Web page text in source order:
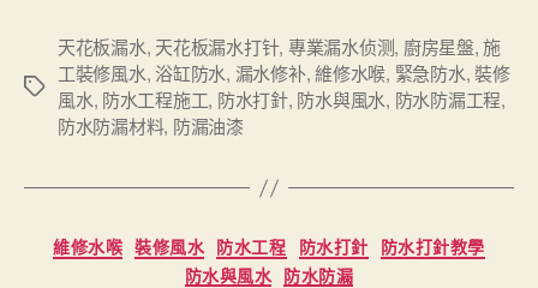
Tags
天花板漏水, 天花板漏水打针, 專業漏水侦测, 廚房星盤,施
工裝修風水, 浴缸防水, 漏水修补,維修水喉, 緊急防水,裝修
風水, 防水工程施工, 防水打針, 防水與風水, 防水防漏工程,
防水防漏材料, 防漏油漆
Categories
維修水喉 裝修風水 防水工程 防水打針 防水打針教學
防水與風水 防水防漏